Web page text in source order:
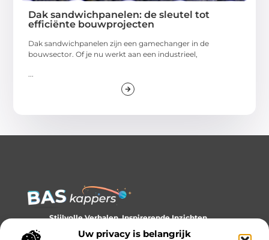
Uw privacy is belangrijk
Dak sandwichpanelen: de sleutel tot
efficiënte bouwprojecten
Dak sandwichpanelen zijn een gamechanger in de
bouwsector. Of je nu werkt aan een industrieel,
Stijlvolle Verhalen, Inspirerende Inzichten.
Ontdek trends, tips en verhalen die je kijk op stijl verrijken.